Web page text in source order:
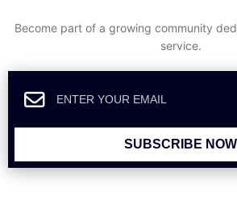
Become part of a growing community
service.
SUBSCRIBE NOW